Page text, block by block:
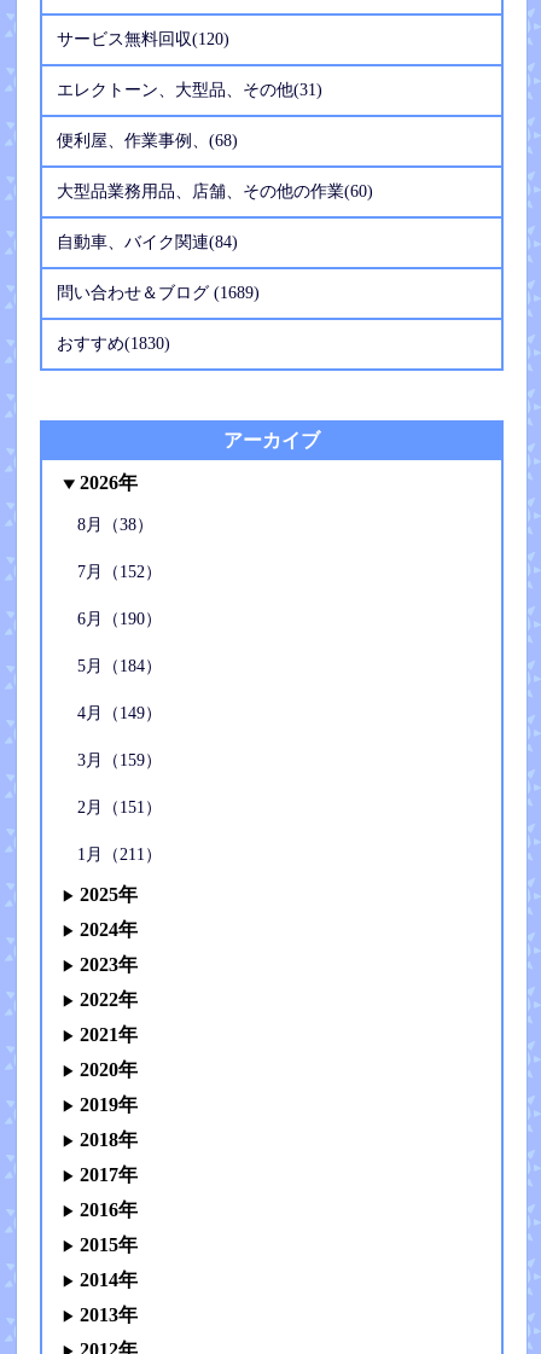
サービス無料回収(120)
エレクトーン、大型品、その他(31)
便利屋、作業事例、(68)
大型品業務用品、店舗、その他の作業(60)
自動車、バイク関連(84)
問い合わせ＆ブログ (1689)
おすすめ(1830)
アーカイブ
2026年
8月（38）
7月（152）
6月（190）
5月（184）
4月（149）
3月（159）
2月（151）
1月（211）
2025年
2024年
2023年
2022年
2021年
2020年
2019年
2018年
2017年
2016年
2015年
2014年
2013年